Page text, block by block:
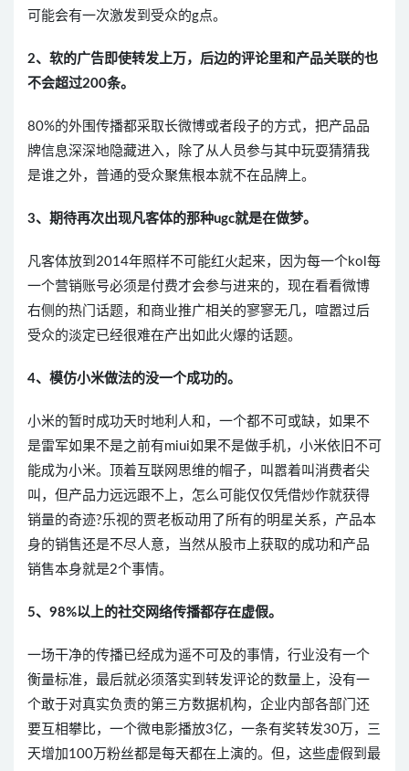
可能会有一次激发到受众的g点。
2、软的广告即使转发上万，后边的评论里和产品关联的也
不会超过200条。
80%的外围传播都采取长微博或者段子的方式，把产品品
牌信息深深地隐藏进入，除了从人员参与其中玩耍猜猜我
是谁之外，普通的受众聚焦根本就不在品牌上。
3、期待再次出现凡客体的那种ugc就是在做梦。
凡客体放到2014年照样不可能红火起来，因为每一个kol每
一个营销账号必须是付费才会参与进来的，现在看看微博
右侧的热门话题，和商业推广相关的寥寥无几，喧嚣过后
受众的淡定已经很难在产出如此火爆的话题。
4、模仿小米做法的没一个成功的。
小米的暂时成功天时地利人和，一个都不可或缺，如果不
是雷军如果不是之前有miui如果不是做手机，小米依旧不可
能成为小米。顶着互联网思维的帽子，叫嚣着叫消费者尖
叫，但产品力远远跟不上，怎么可能仅仅凭借炒作就获得
销量的奇迹?乐视的贾老板动用了所有的明星关系，产品本
身的销售还是不尽人意，当然从股市上获取的成功和产品
销售本身就是2个事情。
5、98%以上的社交网络传播都存在虚假。
一场干净的传播已经成为遥不可及的事情，行业没有一个
衡量标准，最后就必须落实到转发评论的数量上，没有一
个敢于对真实负责的第三方数据机构，企业内部各部门还
要互相攀比，一个微电影播放3亿，一条有奖转发30万，三
天增加100万粉丝都是每天都在上演的。但，这些虚假到最